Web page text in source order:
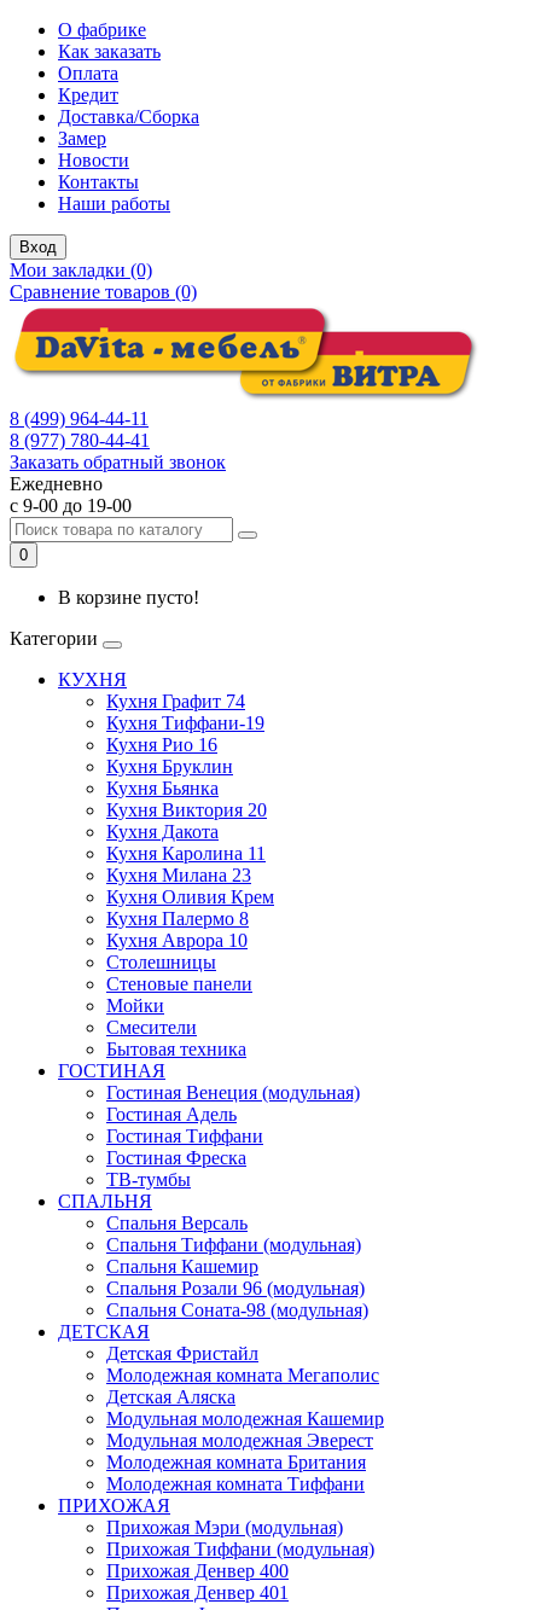
О фабрике
Как заказать
Оплата
Кредит
Доставка/Сборка
Замер
Новости
Контакты
Наши работы
Вход
Мои закладки (0)
Сравнение товаров (0)
8 (499) 964-44-11
8 (977) 780-44-41
Заказать обратный звонок
Ежедневно
с 9-00 до 19-00
0
В корзине пусто!
Категории
КУХНЯ
Кухня Графит 74
Кухня Тиффани-19
Кухня Рио 16
Кухня Бруклин
Кухня Бьянка
Кухня Виктория 20
Кухня Дакота
Кухня Каролина 11
Кухня Милана 23
Кухня Оливия Крем
Кухня Палермо 8
Кухня Аврора 10
Столешницы
Стеновые панели
Мойки
Смесители
Бытовая техника
ГОСТИНАЯ
Гостиная Венеция (модульная)
Гостиная Адель
Гостиная Тиффани
Гостиная Фреска
ТВ-тумбы
СПАЛЬНЯ
Спальня Версаль
Спальня Тиффани (модульная)
Спальня Кашемир
Спальня Розали 96 (модульная)
Спальня Соната-98 (модульная)
ДЕТСКАЯ
Детская Фристайл
Молодежная комната Мегаполис
Детская Аляска
Модульная молодежная Кашемир
Модульная молодежная Эверест
Молодежная комната Британия
Молодежная комната Тиффани
ПРИХОЖАЯ
Прихожая Мэри (модульная)
Прихожая Тиффани (модульная)
Прихожая Денвер 400
Прихожая Денвер 401